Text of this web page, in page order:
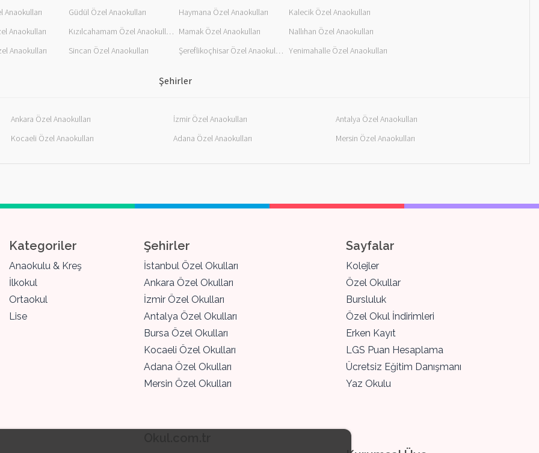
Anaokulları
Güdül Özel Anaokulları Haymana Özel Anaokulları
Kalecik Özel Anaokulları
Anaokulları
Kızılcahamam Özel Anaokulları Mamak Özel Anaokulları
Nallıhan Özel Anaokulları
Anaokulları
Sincan Özel Anaokulları Şereflikoçhisar Özel Anaokulları Yenimahalle Özel Anaokulları
Şehirler
Ankara Özel Anaokulları İzmir Özel Anaokulları
Antalya Özel Anaokulları
Kocaeli Özel Anaokulları
Adana Özel Anaokulları Mersin Özel Anaokulları
Kategoriler
Anaokulu & Kreş
İlkokul
Ortaokul
Lise
Şehirler
İstanbul Özel Okulları
Ankara Özel Okulları
İzmir Özel Okulları
Antalya Özel Okulları
Bursa Özel Okulları
Kocaeli Özel Okulları
Adana Özel Okulları
Mersin Özel Okulları
Sayfalar
Kolejler
Özel Okullar
Bursluluk
Özel Okul İndirimleri
Erken Kayıt
LGS Puan Hesaplama
Ücretsiz Eğitim Danışmanı
Yaz Okulu